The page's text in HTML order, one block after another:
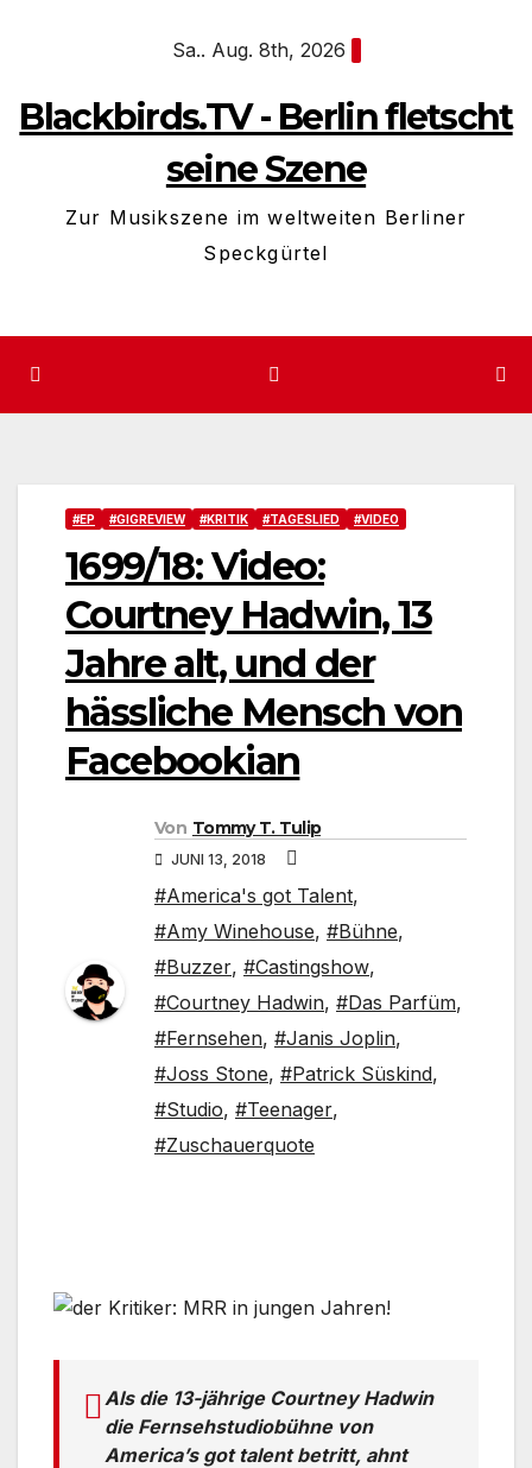
Sa.. Aug. 8th, 2026
Blackbirds.TV - Berlin fletscht
seine Szene
Zur Musikszene im weltweiten Berliner
Speckgürtel
#EP #GIGREVIEW #KRITIK #TAGESLIED #VIDEO
1699/18: Video:
Courtney Hadwin, 13
Jahre alt, und der
hässliche Mensch von
Facebookian
Von Tommy T. Tulip
JUNI 13, 2018
#America's got Talent,
#Amy Winehouse, #Bühne,
#Buzzer, #Castingshow,
#Courtney Hadwin, #Das Parfüm,
#Fernsehen, #Janis Joplin,
#Joss Stone, #Patrick Süskind,
#Studio, #Teenager,
#Zuschauerquote
Als die 13-jährige Courtney Hadwin
die Fernsehstudiobühne von
America’s got talent betritt, ahnt